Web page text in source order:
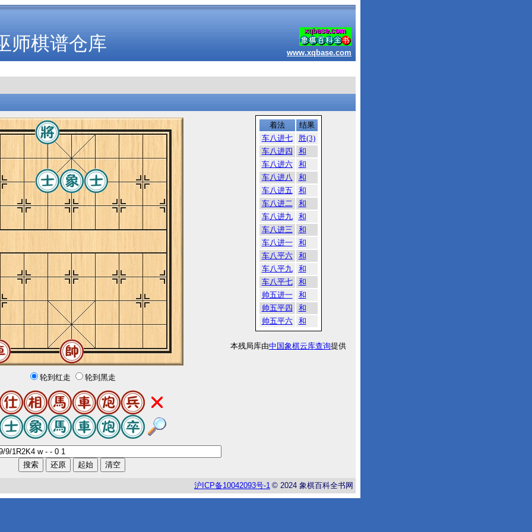
师棋谱仓库 www.xqbase.com
轮到红走 轮到黑走
着法
结果
车八进七
胜(3)
车八进四
和
车八进六
和
车八进八
和
车八进五
和
车八进二
和
车八进九
和
车八进三
和
车八进一
和
车八平六
和
车八平九
和
车八平七
和
帅五进一
和
帅五平四
和
帅五平六
和
本残局库由中国象棋云库查询提供
沪 ICP备10042093号-1 © 2024 象棋百科全书网